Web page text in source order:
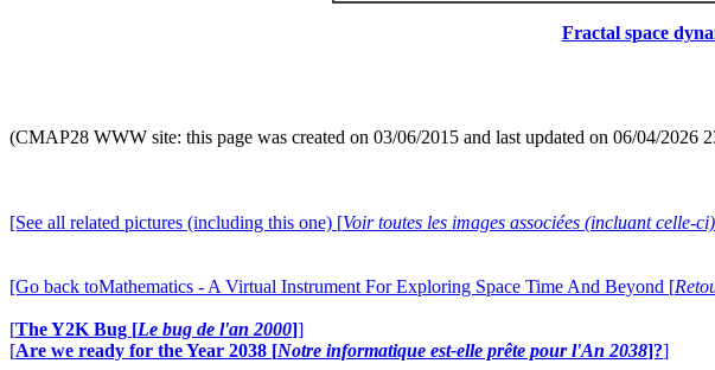
Fractal space
(CMAP28 WWW site: this page was created on 03/06/2015 and last updated on 06/04/2026
[See all related pictures (including this one) [Voir toutes les images associées (incluant celle-ci)
[Go back toMathematics - A Virtual Instrument For Exploring Space Time And Beyond [
[The Y2K Bug [Le bug de l'an 2000]]
[Are we ready for the Year 2038 [Notre informatique est-elle prête pour l'An 2038]?]